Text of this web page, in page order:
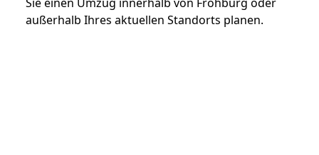
außerhalb Ihres aktuellen Standorts planen.